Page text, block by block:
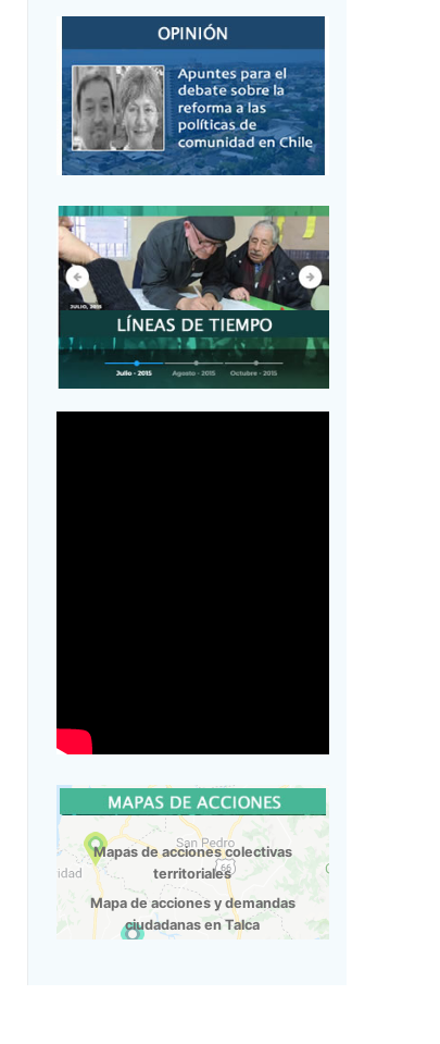
Mapas de acciones colectivas
territoriales
Mapa de acciones y demandas
ciudadanas en Talca